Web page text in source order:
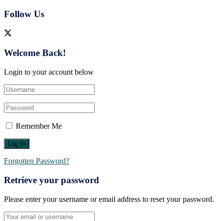
Follow Us
Welcome Back!
Login to your account below
Remember Me
Forgotten Password?
Retrieve your password
Please enter your username or email address to reset your password.